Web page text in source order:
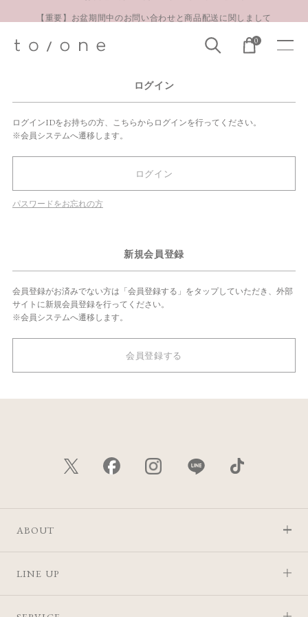
【重要】お盆期間中のお問い合わせと商品配送に関しまして
お得な定期購入コースはこちら 0
ログイン
ログインIDをお持ちの方、こちらからログインを行ってください。
※会員システムへ遷移します。
ログイン
パスワードをお忘れの方
新規会員登録
会員登録がお済みでない方は「会員登録する」をタップしていただき、外部
サイトに新規会員登録を行ってください。
※会員システムへ遷移します。
会員登録する
ABOUT
LINE UP